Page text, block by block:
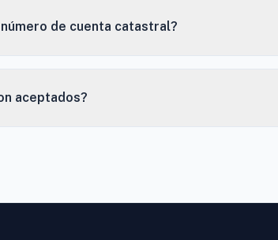
de cuenta catastral?
aceptados?